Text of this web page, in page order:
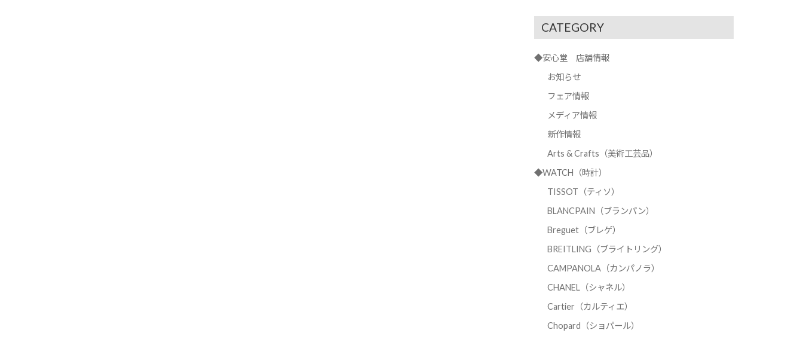
CATEGORY
◆安心堂 店舗情報
お知らせ
フェア情報
メディア情報
新作情報
Arts & Crafts（美術工芸品）
◆WATCH（時計）
TISSOT（ティソ）
BLANCPAIN（ブランパン）
Breguet（ブレゲ）
BREITLING（ブライトリング）
CAMPANOLA（カンパノラ）
CHANEL（シャネル）
Cartier（カルティエ）
Chopard（ショパール）